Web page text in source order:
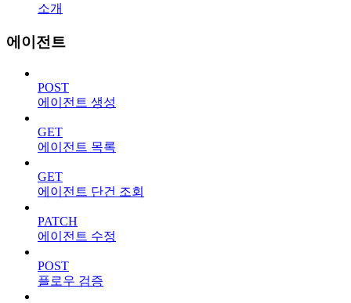
소개
에이전트
POST
에이전트 생성
GET
에이전트 목록
GET
에이전트 단건 조회
PATCH
에이전트 수정
POST
플로우 검증